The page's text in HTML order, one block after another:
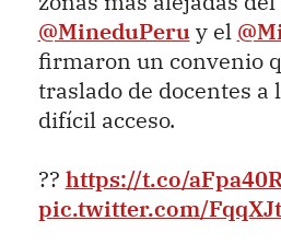
@MineduPeruy el
firmaron un convenio
traslado de docentes a
difícil acceso.
?? https://t.co/
pic.twitter.com/